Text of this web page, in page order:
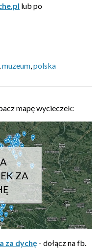
lub po
muzeum, polska
mapę wycieczek:
ZA
za dychę - dołącz na fb.